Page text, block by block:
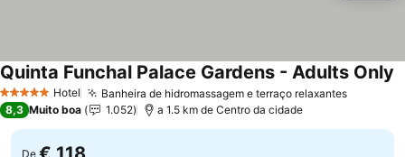
5 Estrelas Hotel Banheira de hidromassagem e terraço relaxantesVer
Quinta Funchal Palace Gardens - Adults Only
8,3 Muito boa 1.052 a 1.5 km de Centro da cidade
De